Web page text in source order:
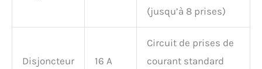
(jusqu’à 8 prises)
Disjoncteur 16 A
Circuit de prises de
courant standard